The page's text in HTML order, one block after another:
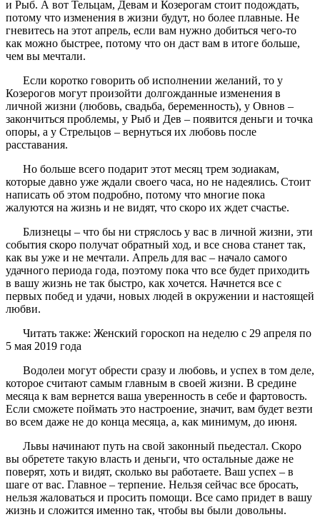
и Рыб. А вот Тельцам, Девам и Козерогам стоит подождать,
потому что изменения в жизни будут, но более плавные. Не
гневитесь на этот апрель, если вам нужно добиться чего-то
как можно быстрее, потому что он даст вам в итоге больше,
чем вы мечтали.
Если коротко говорить об исполнении желаний, то у
Козерогов могут произойти долгожданные изменения в
личной жизни (любовь, свадьба, беременность), у Овнов –
закончиться проблемы, у Рыб и Дев – появится деньги и точка
опоры, а у Стрельцов – вернуться их любовь после
расставания.
Но больше всего подарит этот месяц трем зодиакам,
которые давно уже ждали своего часа, но не надеялись. Стоит
написать об этом подробно, потому что многие пока
жалуются на жизнь и не видят, что скоро их ждет счастье.
Близнецы – что бы ни стряслось у вас в личной жизни, эти
события скоро получат обратный ход, и все снова станет так,
как вы уже и не мечтали. Апрель для вас – начало самого
удачного периода года, поэтому пока что все будет приходить
в вашу жизнь не так быстро, как хочется. Начнется все с
первых побед и удачи, новых людей в окружении и настоящей
любви.
Читать также: Женский гороскоп на неделю с 29 апреля по
5 мая 2019 года
Водолеи могут обрести сразу и любовь, и успех в том деле,
которое считают самым главным в своей жизни. В средине
месяца к вам вернется ваша уверенность в себе и фартовость.
Если сможете поймать это настроение, значит, вам будет везти
во всем даже не до конца месяца, а, как минимум, до июня.
Львы начинают путь на свой законный пьедестал. Скоро
вы обретете такую власть и деньги, что остальные даже не
поверят, хоть и видят, сколько вы работаете. Ваш успех – в
шаге от вас. Главное – терпение. Нельзя сейчас все бросать,
нельзя жаловаться и просить помощи. Все само придет в вашу
жизнь и сложится именно так, чтобы вы были довольны.